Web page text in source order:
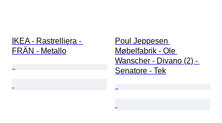
IKEA - Rastrelliera -
FRÄN - Metallo
Poul Jeppesen
Møbelfabrik - Ole
Wanscher - Divano (2) -
Senatore - Tek